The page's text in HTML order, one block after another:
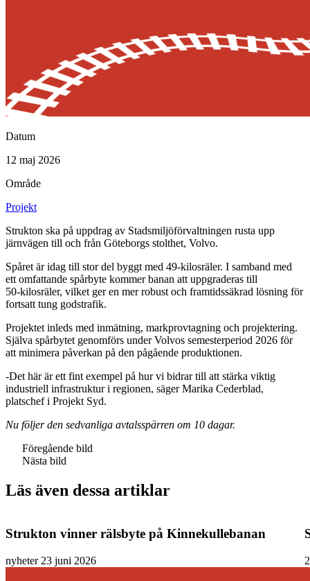
Datum
12 maj 2026
Område
Projekt
Strukton ska på uppdrag av Stadsmiljöförvaltningen rusta upp
järnvägen till och från Göteborgs stolthet, Volvo.
Spåret är idag till stor del byggt med 49-kilosräler. I samband med
ett omfattande spårbyte kommer banan att uppgraderas till
50‑kilosräler, vilket ger en mer robust och framtidssäkrad lösning för
fortsatt tung godstrafik.
Projektet inleds med inmätning, markprovtagning och projektering.
Själva spårbytet genomförs under Volvos semesterperiod 2026 för
att minimera påverkan på den pågående produktionen.
-Det här är ett fint exempel på hur vi bidrar till att stärka viktig
industriell infrastruktur i regionen, säger Marika Cederblad,
platschef i Projekt Syd.
Nu följer den sedvanliga avtalsspärren om 10 dagar.
Föregående bild
Nästa bild
Läs även dessa artiklar
Strukton vinner rälsbyte på Kinnekullebanan
nyheter 23 juni 2026